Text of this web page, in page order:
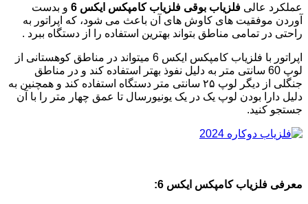
عملکرد عالی فلزیاب بوقی فلزیاب کامپکس ایکس 6
و بدست
آوردن موفقیت های کاوش های آن باعث می شود، که اپراتور به
راحتی در تمامی مناطق بتواند بهترین استفاده را از دستگاه ببرد .
اپراتور با فلزیاب کامپکس ایکس 6 میتواند در مناطق کوهستانی از
لوپ 60 سانتی متر به دلیل نفوذ بهتر استفاده کند و در مناطق
جنگلی از دیگر لوپ ۲۵ سانتی متر دستگاه استفاده کند و همچنین به
دلیل دارا بودن لوپ یک در یک یونیورسال تا عمق چهار متر را با آن
جستجو کنید.
معرفی فلزیاب کامپکس ایکس 6: